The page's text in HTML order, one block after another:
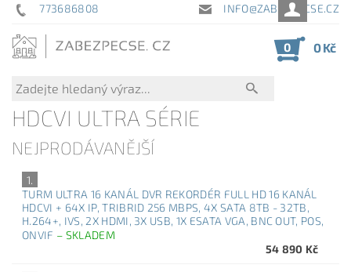
773686808 INFO@ZABEZPECSE.CZ
0 0 Kč
HDCVI ULTRA SÉRIE
NEJPRODÁVANĚJŠÍ
1.
TURM ULTRA 16 KANÁL DVR REKORDÉR FULL HD 16 KANÁL
HDCVI + 64X IP, TRIBRID 256 MBPS, 4X SATA 8TB - 32TB,
H.264+, IVS, 2X HDMI, 3X USB, 1X ESATA VGA, BNC OUT, POS,
ONVIF – SKLADEM
54 890 Kč